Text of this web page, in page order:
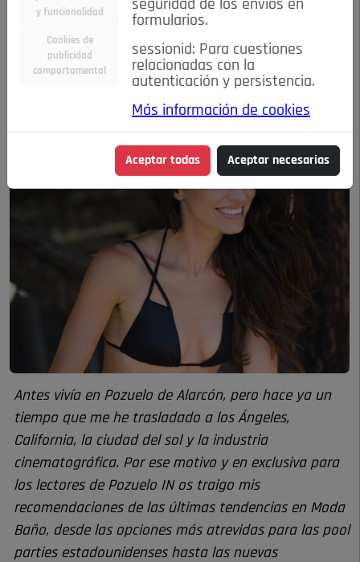
Tendencias del verano
08-07-2015 8:26 a.m.
Antes vivía en Pozuelo de Alarcón, pero hace ya un
tiempo que me he trasladado a los Ángeles,
California, la ciudad del sol y la industria
cinematográfica. Por ese motivo y en exclusiva para
los lectores de Pozuelo IN os traigo mis
recomendaciones de las últimas tendencias en Moda
Baño, desde las opciones más atrevidas para las pool
parties estadounidenses hasta las nuevas
y funcionalidad
Cookies de
publicidad
comportamental
seguridad de los envíos en
formularios.
sessionid: Para cuestiones
relacionadas con la
autenticación y persistencia.
Más información de cookies
Aceptar todas Aceptar necesarias